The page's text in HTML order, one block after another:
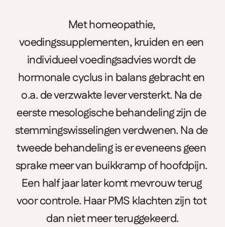
Met homeopathie,
voedingssupplementen, kruiden en een
individueel voedingsadvies wordt de
hormonale cyclus in balans gebracht en
o.a. de verzwakte lever versterkt. Na de
eerste mesologische behandeling zijn de
stemmingswisselingen verdwenen. Na de
tweede behandeling is er eveneens geen
sprake meer van buikkramp of hoofdpijn.
Een half jaar later komt mevrouw terug
voor controle. Haar PMS klachten zijn tot
dan niet meer teruggekeerd.